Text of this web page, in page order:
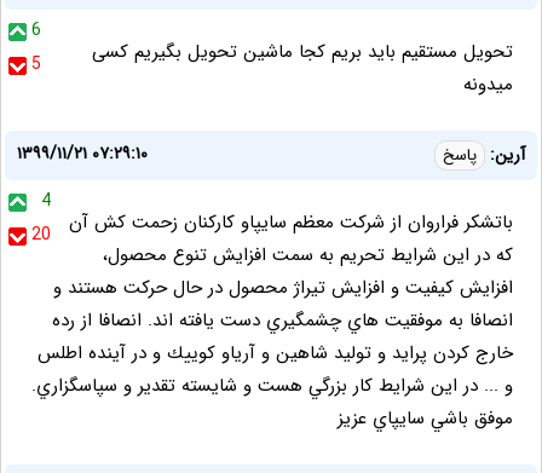
6
5
تحویل مستقیم باید بریم کجا ماشین تحویل بگیریم کسی
میدونه
آرين: پاسخ
۱۳۹۹/۱۱/۲۱ ۰۷:۲۹:۱۰
4
20
باتشكر فراروان از شركت معظم سايپاو كاركنان زحمت كش آن
كه در اين شرايط تحريم به سمت افزايش تنوع محصول،
افزايش كيفيت و افزايش تيراژ محصول در حال حركت هستند و
انصافا به موفقيت هاي چشمگيري دست يافته اند. انصافا از رده
خارج كردن پرايد و توليد شاهين و آرياو كوييك و در آينده اطلس
و ... در اين شرايط كار بزرگي هست و شايسته تقدير و سپاسگزاري.
موفق باشي سايپاي عزيز